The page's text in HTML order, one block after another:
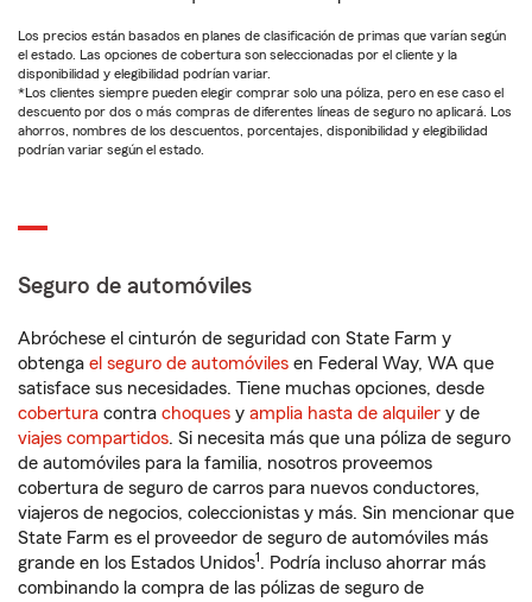
Los precios están basados en planes de clasificación de primas que varían según
el estado. Las opciones de cobertura son seleccionadas por el cliente y la
disponibilidad y elegibilidad podrían variar.
*Los clientes siempre pueden elegir comprar solo una póliza, pero en ese caso el
descuento por dos o más compras de diferentes líneas de seguro no aplicará. Los
ahorros, nombres de los descuentos, porcentajes, disponibilidad y elegibilidad
podrían variar según el estado.
Seguro de automóviles
Abróchese el cinturón de seguridad con State Farm y
obtenga el seguro de automóviles en Federal Way, WA que
satisface sus necesidades. Tiene muchas opciones, desde
cobertura contra choques y amplia hasta de alquiler y de
viajes compartidos. Si necesita más que una póliza de seguro
de automóviles para la familia, nosotros proveemos
cobertura de seguro de carros para nuevos conductores,
viajeros de negocios, coleccionistas y más. Sin mencionar que
State Farm es el proveedor de seguro de automóviles más
grande en los Estados Unidos1. Podría incluso ahorrar más
combinando la compra de las pólizas de seguro de